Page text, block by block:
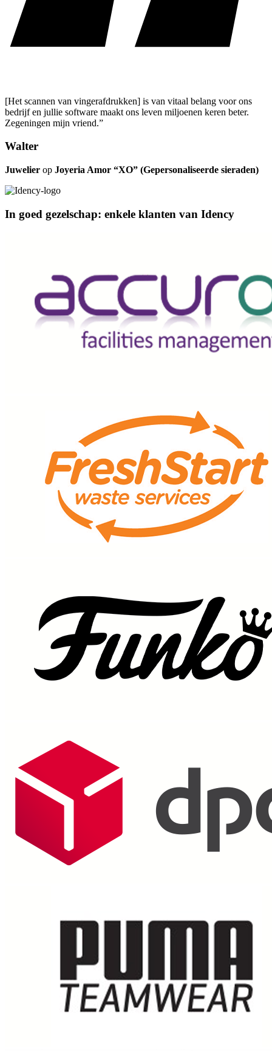
[Het scannen van vingerafdrukken] is van vitaal belang voor ons
bedrijf en jullie software maakt ons leven miljoenen keren beter.
Zegeningen mijn vriend.”
Walter
Juwelier op Joyeria Amor “XO” (Gepersonaliseerde sieraden)
In goed gezelschap: enkele klanten van Idency